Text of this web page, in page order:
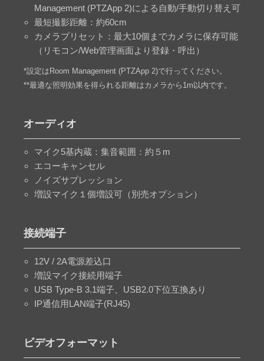
Management (PTZApp 2)による自動/手動切り替え可
最短撮影距離：約60cm
カメラプリセット：最大10個までカメラに保存可能
（リモコン/Web管理画面より登録・呼出）
*設定はRoom Management (PTZApp 2)で行ってください。
**最適な照明効果を得られる距離はカメラから1m以内です。
オーディオ
マイク5基内蔵：集音範囲：約５m
エコーキャンセル
ノイズサプレッション
増設マイク１個増設可（別売オプション）
接続端子
12V / 2A電源差込口
増設マイク接続用端子
USB Type-B 3.1端子、USB2.0下位互換あり
IP通信用LAN端子(RJ45)
ビデオフォーマット